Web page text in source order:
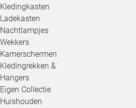
Kledingkasten
Ladekasten
Nachtlampjes
Wekkers
Kamerschermen
Kledingrekken &
Hangers
Eigen Collectie
Huishouden